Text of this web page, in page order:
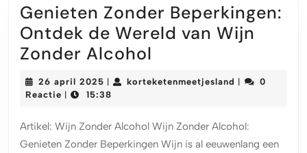
Genieten Zonder Beperkingen:
Ontdek de Wereld van Wijn
Zonder Alcohol
Zonder
Beperkingen:
de
26 april 2025 26
april
| korteketenmeetjesland |
0
Reactie | 15:38
Artikel: Wijn Zonder Alcohol Wijn Zonder Alcohol:
Genieten Zonder Beperkingen Wijn is al eeuwenlang een